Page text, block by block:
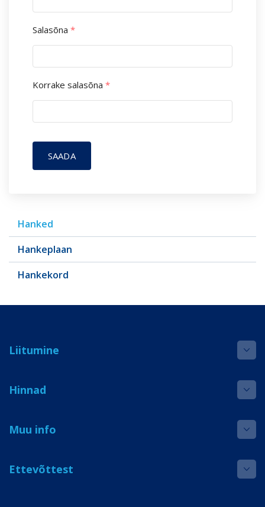
Hanked
Hankeplaan
Hankekord
Salasõna *
Korrake salasõna *
SAADA
Liitumine
Hinnad
Muu info
Ettevõttest